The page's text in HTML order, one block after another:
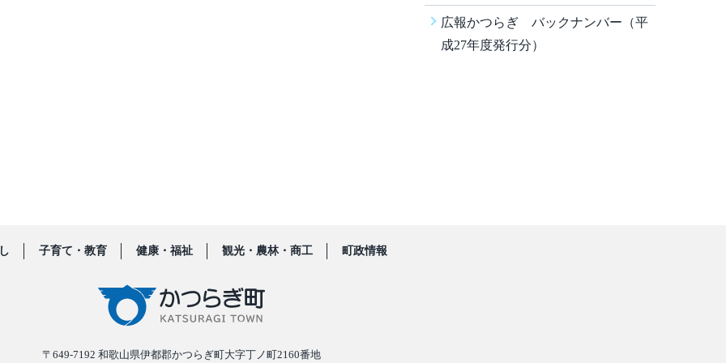
広報かつらぎ バックナンバー（平
成27年度発行分）
子育て・教育 健康・福祉 観光・農林・商工 町政情報
〒649-7192 和歌山県伊都郡かつらぎ町大字丁ノ町2160番地